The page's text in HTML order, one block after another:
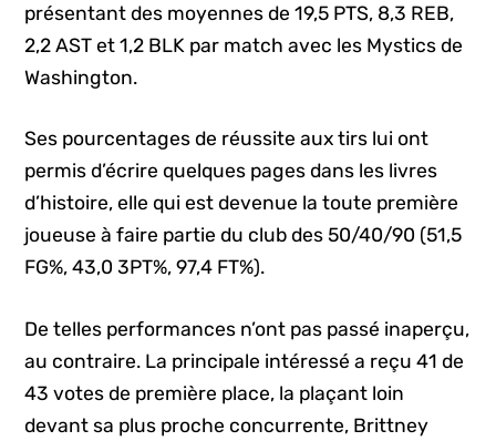
présentant des moyennes de 19,5 PTS, 8,3 REB,
2,2 AST et 1,2 BLK par match avec les Mystics de
Washington.
Ses pourcentages de réussite aux tirs lui ont
permis d’écrire quelques pages dans les livres
d’histoire, elle qui est devenue la toute première
joueuse à faire partie du club des 50/40/90 (51,5
FG%, 43,0 3PT%, 97,4 FT%).
De telles performances n’ont pas passé inaperçu,
au contraire. La principale intéressé a reçu 41 de
43 votes de première place, la plaçant loin
devant sa plus proche concurrente, Brittney